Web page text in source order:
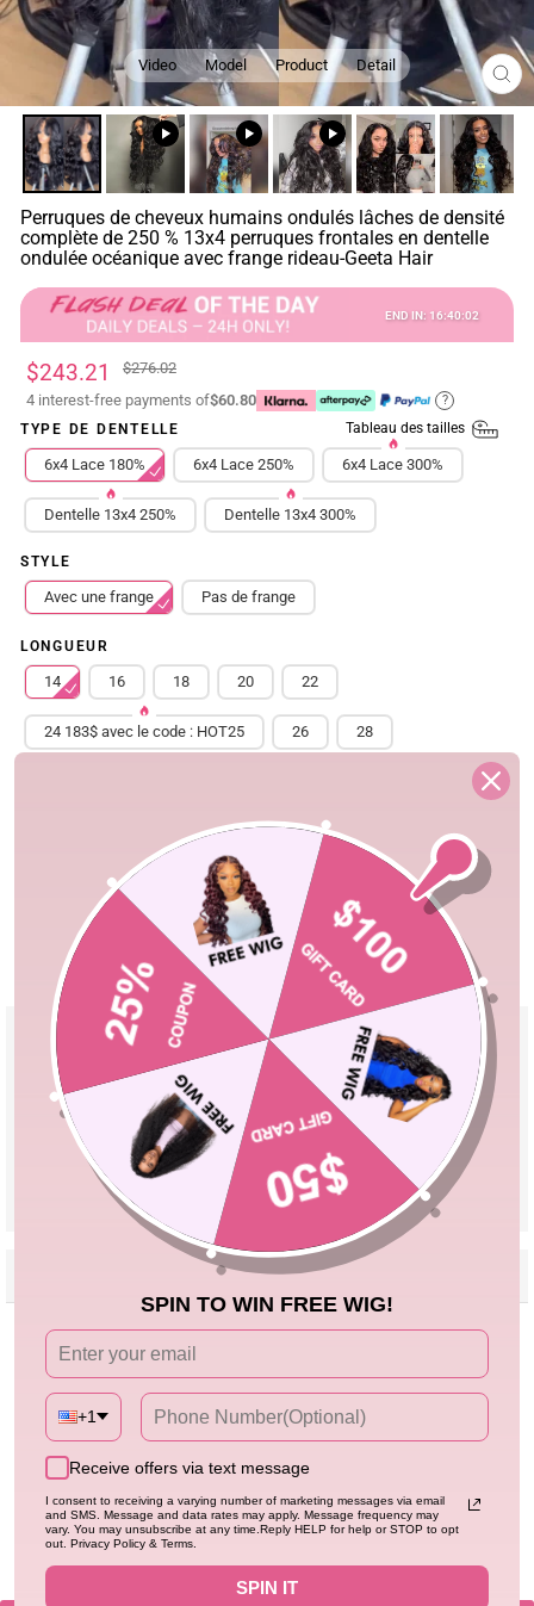
Video Model Product Detail
Perruques de cheveux humains ondulés lâches de densité
complète de 250 % 13x4 perruques frontales en dentelle
ondulée océanique avec frange rideau-Geeta Hair
END IN: 16:40:02
Prix
régulier
$276.02
Prix
réduit
$243.21
4 interest-free payments of$60.80 ?
TYPE DE DENTELLE Tableau des tailles
6x4 Lace 180% 6x4 Lace 250% 6x4 Lace 300%
Dentelle 13x4 250% Dentelle 13x4 300%
STYLE
Avec une frange Pas de frange
LONGUEUR
14 16 18 20 22
24 183$ avec le code : HOT25 26 28
Free Shipping
Quick Ship Fast Delivery
Shopping Security
30-Day Fast Return 100% Secure Payment
Product Details
Material
High Quality 100% Human Hair
Pre Cut Lace
Yes, Leave a Note If You Need Reserve
Lace
Parting
Can Be Middle Part/Side Part/Free Part
Cap Size
Adjustable Cap 18''-24''
VIEW MORE
Description Seller Guarantee
Avis Clients
Écrire un avis
SPIN TO WIN FREE WIG!
+1
Receive offers via text message
I consent to receiving a varying number of marketing messages via email
and SMS. Message and data rates may apply. Message frequency may
vary. You may unsubscribe at any time.Reply HELP for help or STOP to opt
out. Privacy Policy & Terms.
SPIN IT